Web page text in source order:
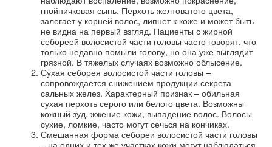
гнойничковая сыпь. Перхоть желтоватого цвета,
залегает у корней волос, липнет к коже и может быть
не видна на первый взгляд. Пациенты с жирной
себореей волосистой части головы часто говорят, что
только недавно помыли голову, но она уже выглядит
грязной. В тяжелых случаях возможно облысение.
Сухая себорея волосистой части головы –
сопровождается снижением продукции секрета
сальных желез. Характерный признак – обильная
сухая перхоть серого или белого цвета. Возможны
кожный зуд, жжение кожи, выпадение волос. Волосы
сухие, ломкие, часто могут сечься на кончиках.
Смешанная форма себореи волосистой части головы
– на одних и тех же участках кожи могут наблюдаться